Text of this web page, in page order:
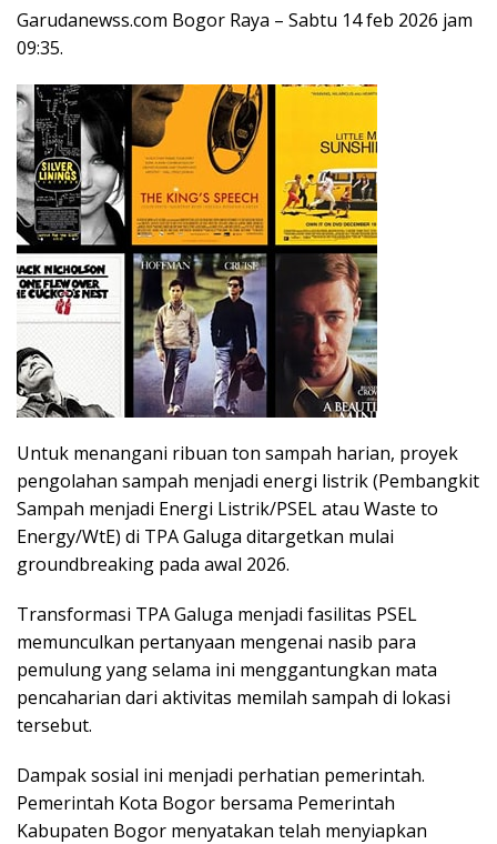
Garudanewss.com Bogor Raya – Sabtu 14 feb 2026 jam
09:35.
Untuk menangani ribuan ton sampah harian, proyek
pengolahan sampah menjadi energi listrik (Pembangkit
Sampah menjadi Energi Listrik/PSEL atau Waste to
Energy/WtE) di TPA Galuga ditargetkan mulai
groundbreaking pada awal 2026.
Transformasi TPA Galuga menjadi fasilitas PSEL
memunculkan pertanyaan mengenai nasib para
pemulung yang selama ini menggantungkan mata
pencaharian dari aktivitas memilah sampah di lokasi
tersebut.
Dampak sosial ini menjadi perhatian pemerintah.
Pemerintah Kota Bogor bersama Pemerintah
Kabupaten Bogor menyatakan telah menyiapkan